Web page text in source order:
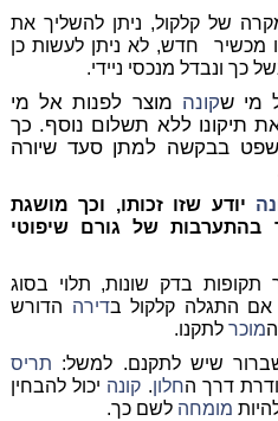
של קלקול, ניתן להשליך את
מכשיר חדש, לא ניתן לעשות כן
כך ונבדל מנכסי ניידי.
מי שקונה מוצר לפנות אל מי
תיקונו ללא תשלום נוסף. כך
בבקשה למתן סעד שיורה
יודע שזו זכותו, וכך מושגת
בהתערבות של גורם שיפוטי
בדק שונות, תלוי בסוג
אם התגלה קלקול בדירה הדורש
מוכרלתקנו.
שברור שיש לתקנם. למשל: תריס
דרך החלון. קונה יכול להבחין
מומחה לשם כך.